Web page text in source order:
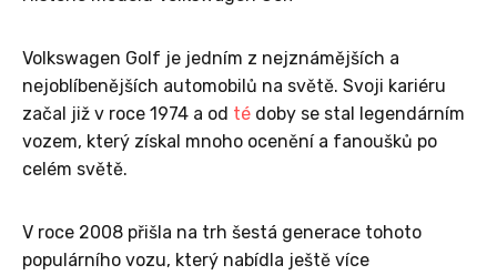
Volkswagen Golf je jedním z nejznámějších a
nejoblíbenějších automobilů na světě. Svoji kariéru
začal již v roce 1974 a od té doby se stal legendárním
vozem, který získal mnoho ocenění a fanoušků po
celém světě.
V roce 2008 přišla na trh šestá generace tohoto
populárního vozu, který nabídla ještě více